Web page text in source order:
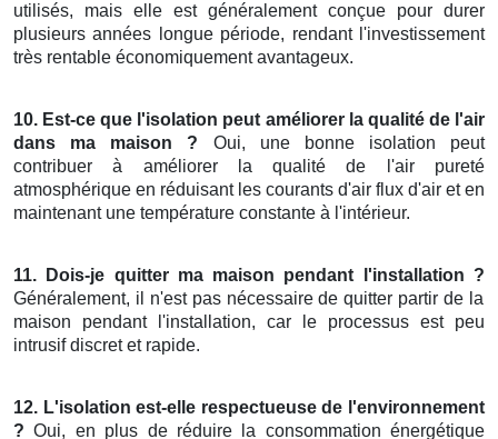
utilisés, mais elle est généralement conçue pour durer
plusieurs années longue période, rendant l'investissement
très rentable économiquement avantageux.
10. Est-ce que l'isolation peut améliorer la qualité de l'air
dans ma maison ? Oui, une bonne isolation peut
contribuer à améliorer la qualité de l'air pureté
atmosphérique en réduisant les courants d'air flux d'air et en
maintenant une température constante à l'intérieur.
11. Dois-je quitter ma maison pendant l'installation ?
Généralement, il n'est pas nécessaire de quitter partir de la
maison pendant l'installation, car le processus est peu
intrusif discret et rapide.
12. L'isolation est-elle respectueuse de l'environnement
? Oui, en plus de réduire la consommation énergétique